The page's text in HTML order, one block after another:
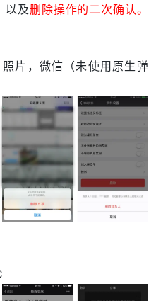
以及删除操作的二次确认。
片，微信（未使用原生弹